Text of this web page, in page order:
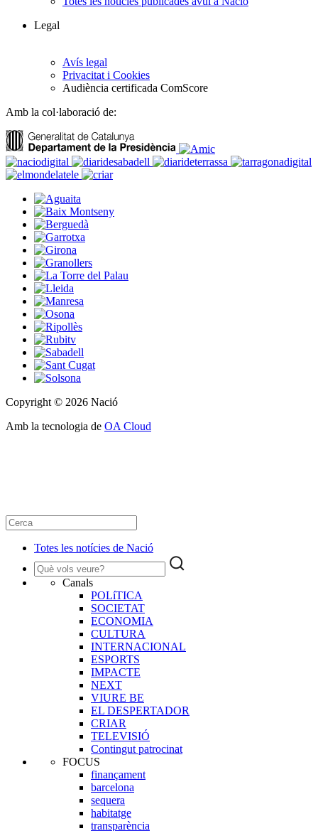
Legal
Avís legal
Privacitat i Cookies
Audiència certificada ComScore
Amb la col·laboració de:
Copyright © 2026 Nació
Amb la tecnologia de OA Cloud
Totes les notícies de Nació
Canals
POLíTICA
SOCIETAT
ECONOMIA
CULTURA
INTERNACIONAL
ESPORTS
IMPACTE
NEXT
VIURE BE
EL DESPERTADOR
CRIAR
TELEVISIÓ
Contingut patrocinat
FOCUS
finançament
barcelona
sequera
habitatge
transparència